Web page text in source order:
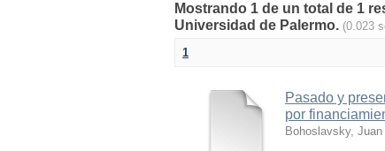
Mostrando 1 de un total de 1
Universidad de Palermo. (0.023
1
Pasado y
por
Bohoslavsky,